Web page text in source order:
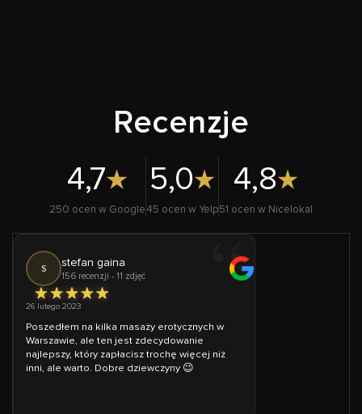
Recenzje
4,7
250 ocen w Google
5,0
45 ocen w Yelp
4,8
51 ocen w Nicelokal
S stefan gaina
156 recenzji - 11 zdjęć
26 lutego 2023
Poszedłem na kilka masaży erotycznych w
Warszawie, ale ten jest zdecydowanie
najlepszy, który zapłacisz trochę więcej niż
inni, ale warto. Dobre dziewczyny 😉